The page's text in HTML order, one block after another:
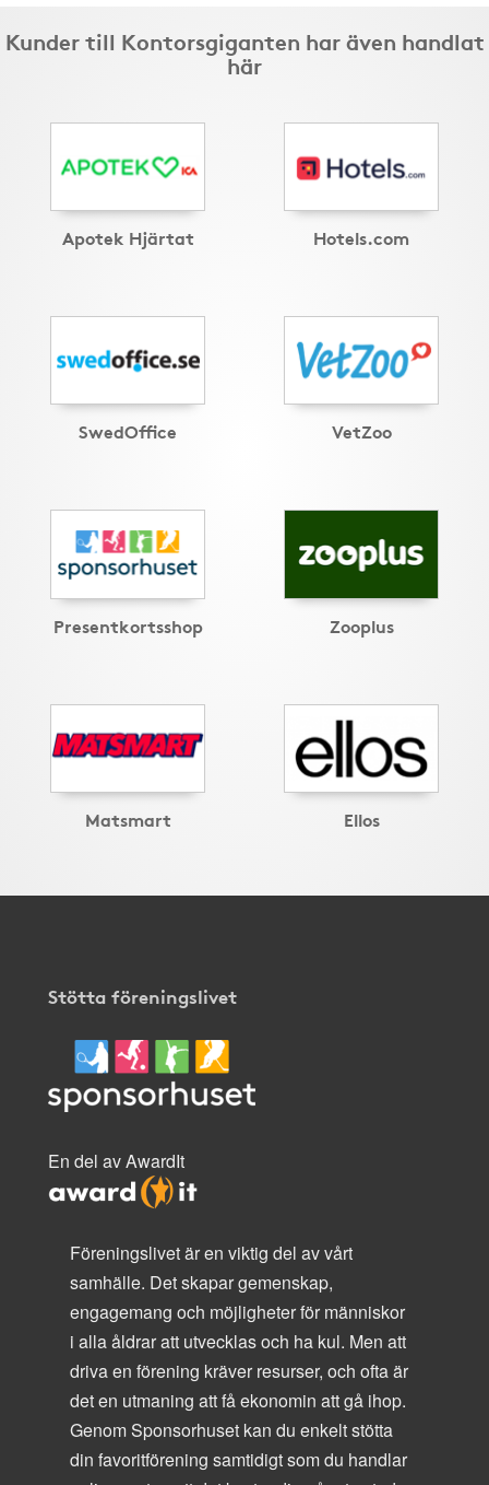
Kunder till Kontorsgiganten har även handlat
här
Apotek Hjärtat Hotels.com
SwedOffice VetZoo
Presentkortsshop Zooplus
Matsmart Ellos
Stötta föreningslivet
En del av AwardIt
Föreningslivet är en viktig del av vårt
samhälle. Det skapar gemenskap,
engagemang och möjligheter för människor
i alla åldrar att utvecklas och ha kul. Men att
driva en förening kräver resurser, och ofta är
det en utmaning att få ekonomin att gå ihop.
Genom Sponsorhuset kan du enkelt stötta
din favoritförening samtidigt som du handlar